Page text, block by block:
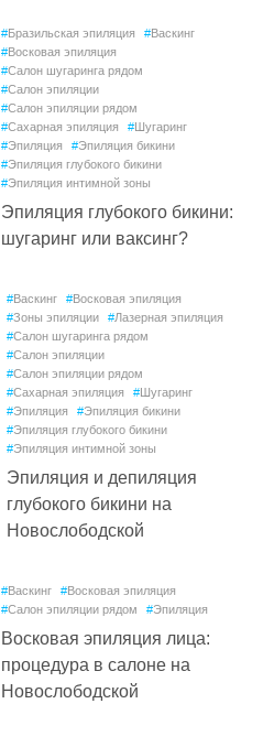
#Бразильская эпиляция #Васкинг
#Восковая эпиляция
#Салон шугаринга рядом
#Салон эпиляции
#Салон эпиляции рядом
#Сахарная эпиляция #Шугаринг
#Эпиляция #Эпиляция бикини
#Эпиляция глубокого бикини
#Эпиляция интимной зоны
Эпиляция глубокого бикини:
шугаринг или ваксинг?
#Васкинг #Восковая эпиляция
#Зоны эпиляции #Лазерная эпиляция
#Салон шугаринга рядом
#Салон эпиляции
#Салон эпиляции рядом
#Сахарная эпиляция #Шугаринг
#Эпиляция #Эпиляция бикини
#Эпиляция глубокого бикини
#Эпиляция интимной зоны
Эпиляция и депиляция
глубокого бикини на
Новослободской
#Васкинг #Восковая эпиляция
#Салон эпиляции рядом #Эпиляция
Восковая эпиляция лица:
процедура в салоне на
Новослободской